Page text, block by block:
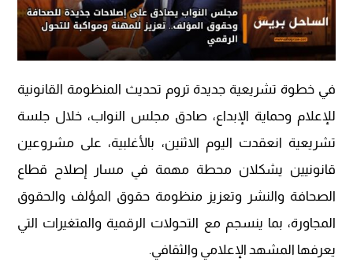
في خطوة تشريعية جديدة تروم تحديث المنظومة القانونية
للإعلام وحماية الإبداع، صادق مجلس النواب، خلال جلسة
تشريعية انعقدت اليوم الاثنين، بالأغلبية، على مشروعين
قانونيين يشكلان محطة مهمة في مسار إصلاح قطاع
الصحافة والنشر وتعزيز منظومة حقوق المؤلف والحقوق
المجاورة، بما ينسجم مع التحولات الرقمية والمتغيرات التي
يعرفها المشهد الإعلامي والثقافي.